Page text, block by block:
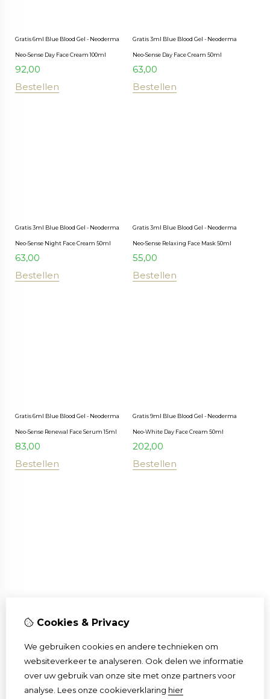
Gratis 6ml Blue Blood Gel - Neoderma
Neo-Sense Day Face Cream 100ml
92,00
Bestellen
Gratis 3ml Blue Blood Gel - Neoderma
Neo-Sense Day Face Cream 50ml
63,00
Bestellen
Gratis 3ml Blue Blood Gel - Neoderma
Neo-Sense Night Face Cream 50ml
63,00
Bestellen
Gratis 3ml Blue Blood Gel - Neoderma
Neo-Sense Relaxing Face Mask 50ml
55,00
Bestellen
Gratis 6ml Blue Blood Gel - Neoderma
Neo-Sense Renewal Face Serum 15ml
83,00
Bestellen
Gratis 9ml Blue Blood Gel - Neoderma
Neo-White Day Face Cream 50ml
202,00
Bestellen
Neo-White Night Face Cream 50ml
Bestellen
Bestellen
Cookies & Privacy
We gebruiken cookies en andere technieken om
websiteverkeer te analyseren. Ook delen we informatie
over uw gebruik van onze site met onze partners voor
analyse. Lees onze cookieverklaring hier